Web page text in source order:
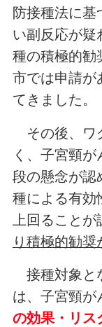
防接種法に基
い副反応が疑
種の積極的勧
市では申請が
てきました。
その後、ワ
く、子宮頸
段の懸念が認
種による有効
上回ることが
り積極的勧奨
接種対象と
は、子宮頸が
の効果・リス